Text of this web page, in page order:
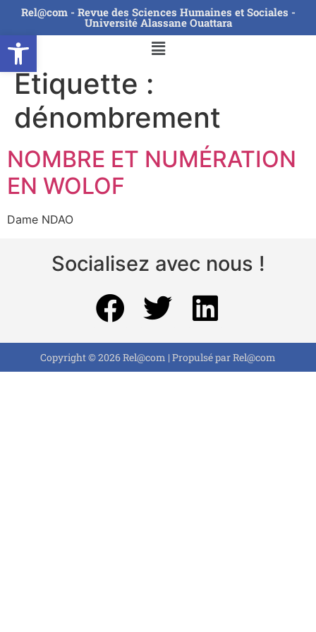
Ouvrir la barre d’outils
Rel@com - Revue des Sciences Humaines et Sociales -
Université Alassane Ouattara
Étiquette :
dénombrement
NOMBRE ET NUMÉRATION
EN WOLOF
Dame NDAO
Socialisez avec nous !
Copyright © 2026 Rel@com | Propulsé par Rel@com